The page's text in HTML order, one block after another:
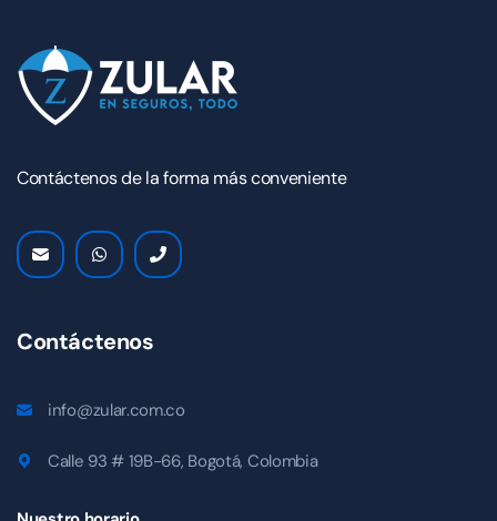
Contáctenos de la forma más conveniente
Contáctenos
info@zular.com.co
Calle 93 # 19B-66, Bogotá, Colombia